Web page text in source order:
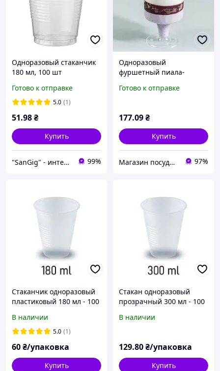
Одноразовый стаканчик
180 мл, 100 шт
Готово к отправке
5.0 (1)
51.98₴
Купить
"SanGig" - интернет-магазин 99%
Одноразовый
фуршетный пиала-
мл 50х90 мм прозрачный,
Готово к отправке
177.09₴
Купить
Магазин посуды Каапс 97%
Стаканчик одноразовый
пластиковый 180 мл - 100
В наличии
5.0 (1)
60₴/упаковка
Купить
Стакан одноразовый
прозрачный 300 мл - 100
В наличии
129.80₴/упаковка
Купить